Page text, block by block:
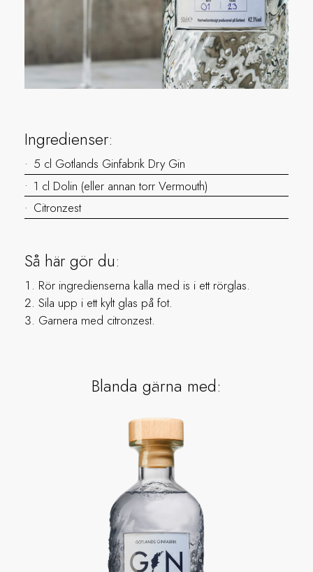
Blanda gärna med:
Ingredienser:
5 cl Gotlands Ginfabrik Dry Gin
1 cl Dolin (eller annan torr Vermouth)
Citronzest
Så här gör du:
Rör ingredienserna kalla med is i ett rörglas.
Sila upp i ett kylt glas på fot.
Garnera med citronzest.